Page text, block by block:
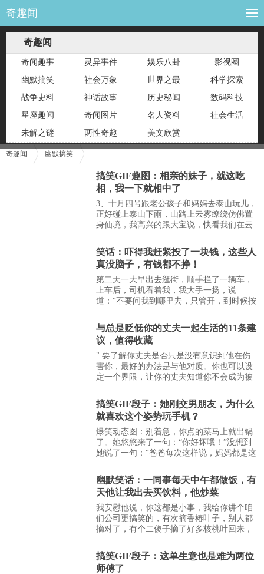
奇趣闻
奇趣闻
奇闻趣事 灵异事件 娱乐八卦
影视圈
幽默搞笑
社会万象 世界之最
科学探索
战争史料
神话故事 历史秘闻
数码科技
星座趣闻
奇闻图片 名人资料
社会生活
未解之谜
两性奇趣 美文欣赏
奇趣闻 幽默搞笑
搞笑GIF趣图：相亲的妹子，就这吃
相，我一下就相中了
3、十月四号跟老公孩子和妈妈去泰山玩儿，
正好碰上泰山下雨，山路上云雾缭绕仿佛置
身仙境，我高兴的跟大宝说，快看我们在云
的，然后问我，“妈妈，你以前不是说云彩是
棉花糖…
笑话：吓得我赶紧投了一块钱，这些人
真没脑子，有钱都不挣！
第二天一大早出去逛街，顺手拦了一辆车，
上车后，司机看着我，我大手一扬，说
道：“不要问我到哪里去，只管开，到时候按
的!”司机瞥了我一眼，鄙视道：“要么刷卡，
要么投币，要么滚…
与总是贬低你的丈夫一起生活的11条建
议，值得收藏
" 要了解你丈夫是否只是没有意识到他在伤
害你，最好的办法是与他对质。你也可以设
定一个界限，让你的丈夫知道你不会成为被
够，而且你的丈夫已经对你虎视眈眈，甚至
还有…
搞笑GIF段子：她刚交男朋友，为什么
就喜欢这个姿势玩手机？
爆笑动态图：别着急，你点的菜马上就出锅
了。她悠悠来了一句：“你好坏哦！”没想到
她说了一句：“爸爸每次这样说，妈妈都是这
日光浴，不料被邻居李小花看见报了警，结
果…
幽默笑话：一同事每天中午都做饭，有
天他让我出去买饮料，他炒菜
我安慰他说，你这都是小事，我给你讲个咱
们公司更搞笑的，有次摘香椿叶子，别人都
摘对了，有个二傻子摘了好多核桃叶回来，
笑话，讲给你听，结果她直接无视我扭头走
了…… 我这个桑…
搞笑GIF段子：这单生意也是难为两位
师傅了